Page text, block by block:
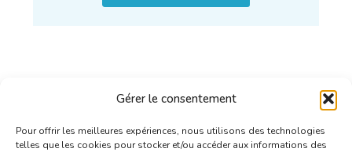
Gérer le consentement
Pour offrir les meilleures expériences, nous utilisons des technologies
telles que les cookies pour stocker et/ou accéder aux informations des